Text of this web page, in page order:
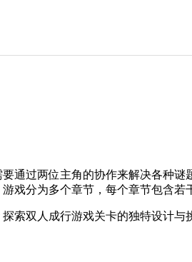
通过两位主角的协作来解决各种
分为多个章节，每个章节包含若